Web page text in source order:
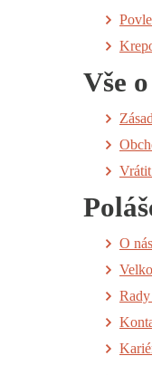
Vše
O nás